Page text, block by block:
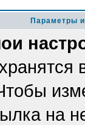
Параметры
на